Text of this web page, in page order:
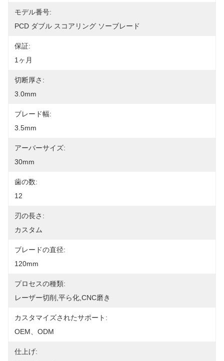
モデル番号:
PCD ダブル スコアリング ソーブレード
保証:
1ヶ月
切断厚さ:
3.0mm
ブレード幅:
3.5mm
アーバーサイズ:
30mm
歯の数:
12
刃の長さ:
カスタム
ブレードの直径:
120mm
プロセスの種類:
レーザー切削,平ら化,CNC磨き
カスタマイズされたサポート:
OEM、ODM
仕上げ: